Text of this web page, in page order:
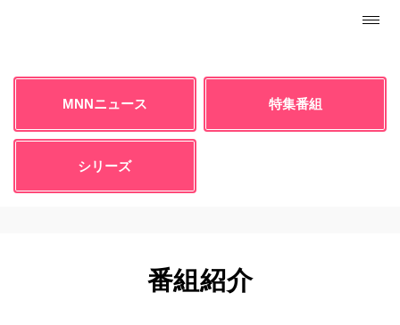
らんぼ
チャンネル
11chで、白根地区・芦安地区や南アル
の出来事や情報をお伝えしてい
また、各地区のイベントの模様
MNNニュース 特集番組
シリーズ
番組紹介